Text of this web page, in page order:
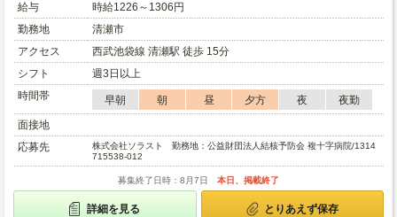
給与
時給1226～1306円
勤務地
清瀬市
アクセス
西武池袋線 清瀬駅 徒歩 15分
シフト
週3日以上
時間帯
早朝 朝 昼 夕方 夜
夜勤
面接地
応募先
株式会社ソラスト 勤務地：公益財団法人結核予防会 複十字病院/1314
715538-012
募集終了日時：8月7日 本日、掲載終了
詳細を見る とりあえず保存